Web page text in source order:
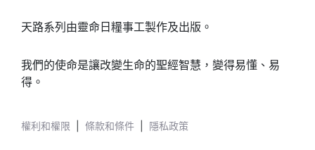
天路系列由靈命日糧事工製作及出版。
我們的使命是讓改變生命的聖經智慧，變得易懂、易
得。
權利和權限 條款和條件 隱私政策